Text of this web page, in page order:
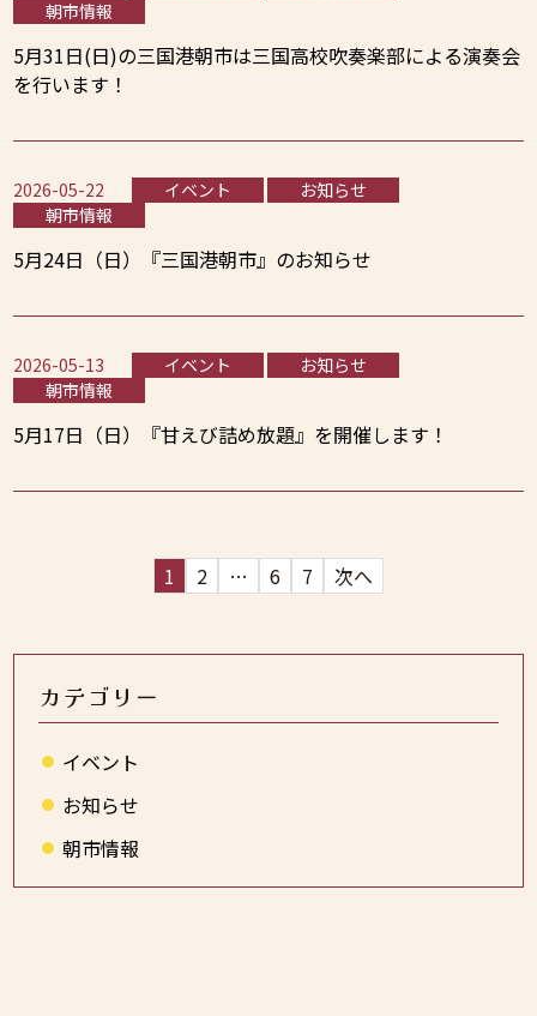
朝市情報
5月31日(日)の三国港朝市は三国高校吹奏楽部による演奏会
を行います！
2026-05-22 イベント
お知らせ
朝市情報
5月24日（日）『三国港朝市』のお知らせ
2026-05-13 イベント
お知らせ
朝市情報
5月17日（日）『甘えび詰め放題』を開催します！
1 2 … 6 7 次へ
カテゴリー
イベント
お知らせ
朝市情報